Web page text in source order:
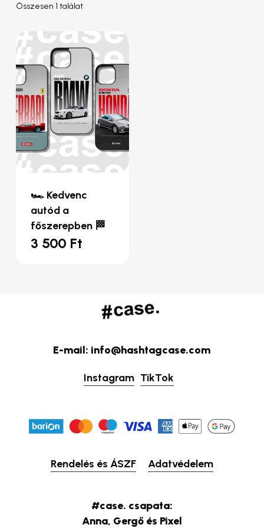
Összesen 1 találat
🏎️ Kedvenc
autód a
főszerepben 🏁
3 500 Ft
E-mail: info@hashtagcase.com
Instagram TikTok
Rendelés és ÁSZF Adatvédelem
#case. csapata:
Anna, Gergő és Pixel